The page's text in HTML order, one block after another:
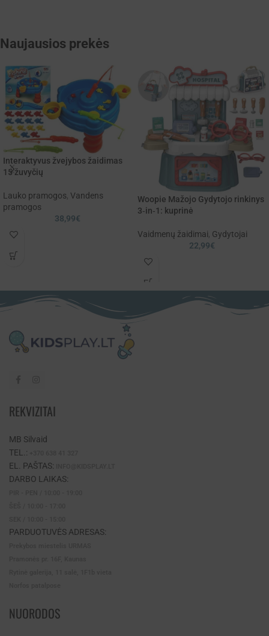
Naujausios prekės
Interaktyvus žvejybos žaidimas
15 žuvyčių
Lauko pramogos, Vandens
pramogos
38,99€
Woopie Mažojo Gydytojo rinkinys
3‑in‑1: kuprinė
Vaidmenų žaidimai, Gydytojai
22,99€
REKVIZITAI
MB Silvaid
TEL.:
EL. PAŠTAS:
DARBO LAIKAS:
PARDUOTUVĖS ADRESAS:
NUORODOS